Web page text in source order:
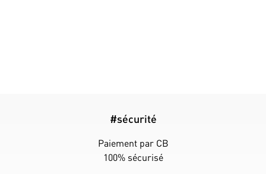
#sécurité
Paiement par CB
100% sécurisé